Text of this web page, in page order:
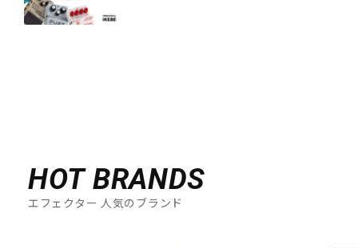
HOT BRANDS
エフェクター 人気のブランド